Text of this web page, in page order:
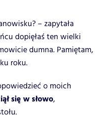
– zapytała
dopięłaś ten wielki
dumna. Pamiętam,
roku.
o moich
się w słowo,